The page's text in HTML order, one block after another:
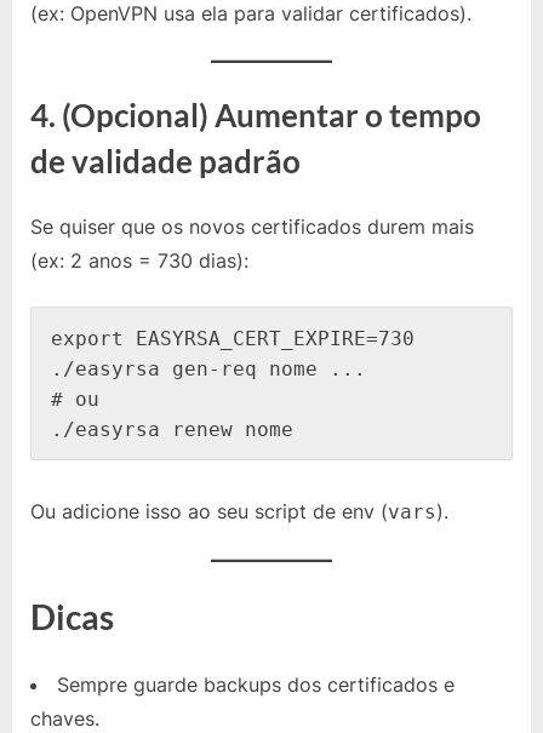
(ex: OpenVPN usa ela para validar certificados).
4. (Opcional) Aumentar o tempo
de validade padrão
Se quiser que os novos certificados durem mais
(ex: 2 anos = 730 dias):
export EASYRSA_CERT_EXPIRE=730
./easyrsa gen-req nome ...
# ou
Ou adicione isso ao seu script de env (vars).
Dicas
Sempre guarde backups dos certificados e
chaves.